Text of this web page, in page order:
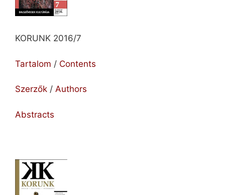
KORUNK 2016/7
Tartalom / Contents
Szerzők / Authors
Abstracts